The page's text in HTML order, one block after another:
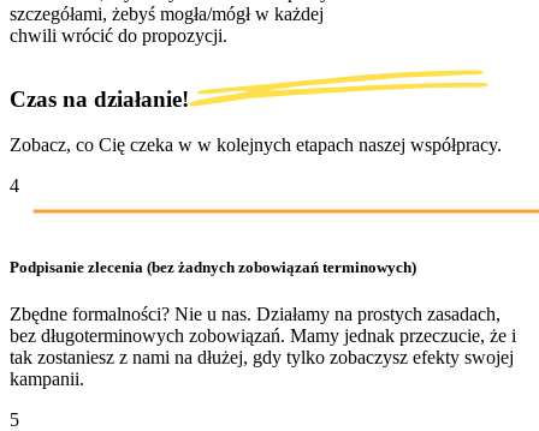
szczegółami, żebyś mogła/mógł w każdej
chwili wrócić do propozycji.
Czas na działanie!
Zobacz, co Cię czeka w w kolejnych etapach naszej współpracy.
4
Podpisanie zlecenia (bez żadnych zobowiązań terminowych)
Zbędne formalności? Nie u nas. Działamy na prostych zasadach,
bez długoterminowych zobowiązań. Mamy jednak przeczucie, że i
tak zostaniesz z nami na dłużej, gdy tylko zobaczysz efekty swojej
kampanii.
5